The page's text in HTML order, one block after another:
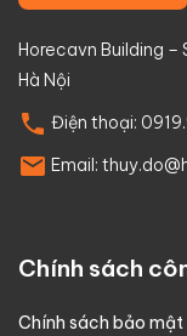
Horecavn Building –
Hà Nội
Điện thoại:
Email:
Chính sách
Chính sách bảo mật